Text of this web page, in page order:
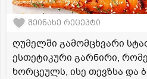
შეინახე რეცეპტი
ღუმელში გამომცხვარი
ესთეტიკური გარნირი,
ხორცეულს, ისე თევზსა და